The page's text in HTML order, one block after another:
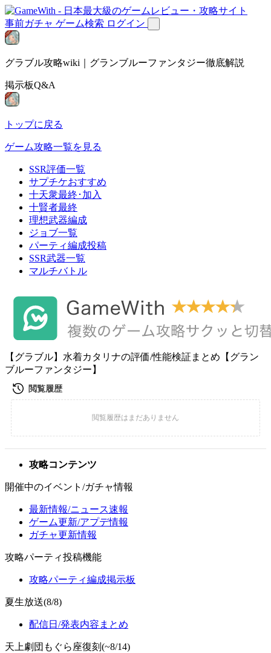
事前ガチャ ゲーム検索 ログイン
グラブル攻略wiki｜グランブルーファンタジー徹底解説
掲示板Q&A
トップに戻る
ゲーム攻略一覧を見る
SSR評価一覧
サプチケおすすめ
十天衆最終･加入
十賢者最終
理想武器編成
ジョブ一覧
パーティ編成投稿
SSR武器一覧
マルチバトル
【グラブル】水着カタリナの評価/性能検証まとめ【グラン
ブルーファンタジー】
攻略コンテンツ
開催中のイベント/ガチャ情報
最新情報/ニュース速報
ゲーム更新/アプデ情報
ガチャ更新情報
攻略パーティ投稿機能
攻略パーティ編成掲示板
夏生放送(8/8)
配信日/発表内容まとめ
天上劇団もぐら座復刻(~8/14)